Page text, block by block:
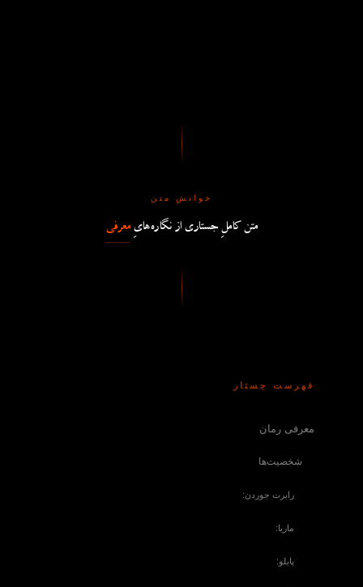
خوانشِ متن
متن کاملِ جستاری از نگاره‌هایِ معرفی
فهرست جستار
معرفی رمان
شخصیت‌ها
رابرت جوردن:
ماریا:
پابلو: